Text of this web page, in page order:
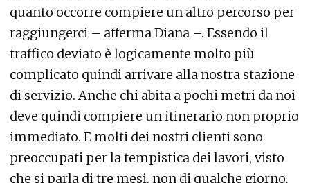
quanto occorre compiere un altro percorso per
raggiungerci – afferma Diana –. Essendo il
traffico deviato è logicamente molto più
complicato quindi arrivare alla nostra stazione
di servizio. Anche chi abita a pochi metri da noi
deve quindi compiere un itinerario non proprio
immediato. E molti dei nostri clienti sono
preoccupati per la tempistica dei lavori, visto
che si parla di tre mesi, non di qualche giorno.